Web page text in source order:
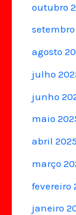
outubro
setembro
agosto
julho
junho
maio
abril 2025
março
fevereiro
janeiro